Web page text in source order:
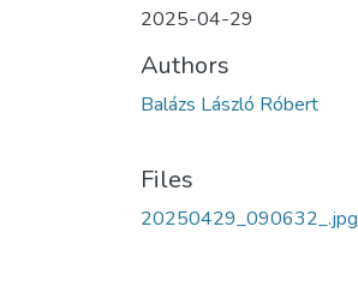
2025-04-29
Authors
Balázs László Róbert
Files
20250429_090632_.jpg